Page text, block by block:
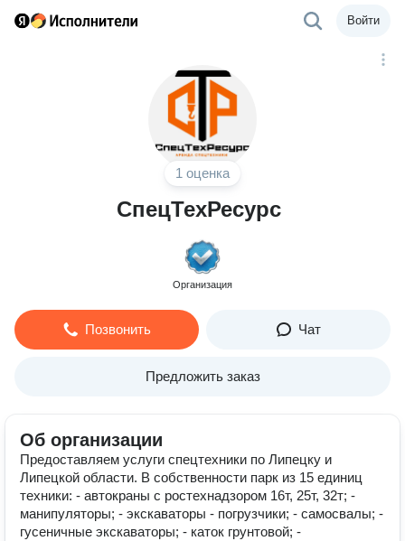
Войти
1 оценка
СпецТехРесурс
Организация
Позвонить Чат
Предложить заказ
Об организации
Предоставляем услуги спецтехники по Липецку и
Липецкой области. В собственности парк из 15 единиц
техники: - автокраны с ростехнадзором 16т, 25т, 32т; -
манипуляторы; - экскаваторы - погрузчики; - самосвалы; -
гусеничные экскаваторы; - каток грунтовой; -